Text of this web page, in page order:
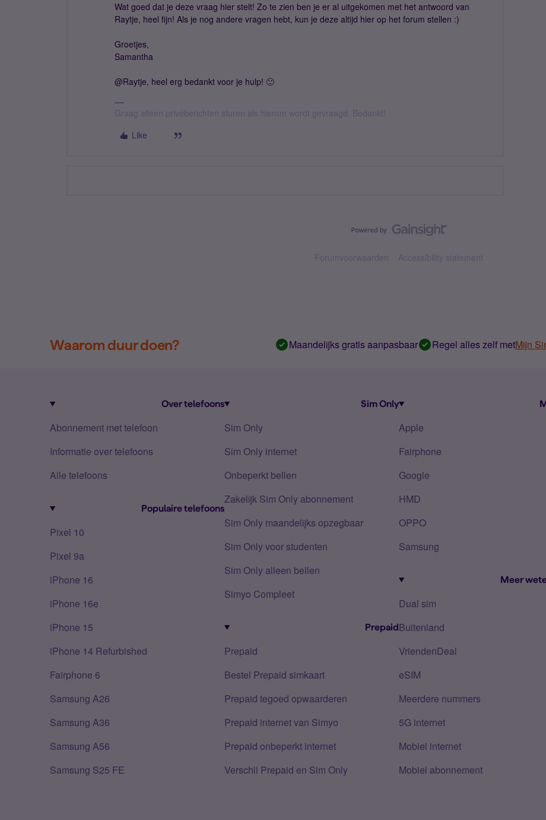
Wat goed dat je deze vraag hier stelt! Zo te zien ben je er al uitgekomen met het antwoord van
Raytje, heel fijn! Als je nog andere vragen hebt, kun je deze altijd hier op het forum stellen :)
Groetjes,
Samantha
@Raytje, heel erg bedankt voor je hulp! 🙂
Graag alleen privéberichten sturen als hierom wordt gevraagd. Bedankt!
Like
Forumvoorwaarden Accessibility statement
Waarom duur doen? Maandelijks gratis aanpasbaar Regel alles zelf metMijn
Over telefoons
Abonnement met telefoon
Informatie over telefoons
Alle telefoons
Populaire telefoons
Pixel 10
Pixel 9a
iPhone 16
iPhone 16e
iPhone 15
iPhone 14 Refurbished
Fairphone 6
Samsung A26
Samsung A36
Samsung A56
Samsung S25 FE
Sim Only
Sim Only
Sim Only internet
Onbeperkt bellen
Zakelijk Sim Only abonnement
Sim Only maandelijks opzegbaar
Sim Only voor studenten
Sim Only alleen bellen
Simyo Compleet
Prepaid
Prepaid
Bestel Prepaid simkaart
Prepaid tegoed opwaarderen
Prepaid internet van Simyo
Prepaid onbeperkt internet
Verschil Prepaid en Sim Only
Apple
Fairphone
Google
HMD
OPPO
Samsung
Meer
Dual sim
Buitenland
VriendenDeal
eSIM
Meerdere nummers
5G internet
Mobiel internet
Mobiel abonnement